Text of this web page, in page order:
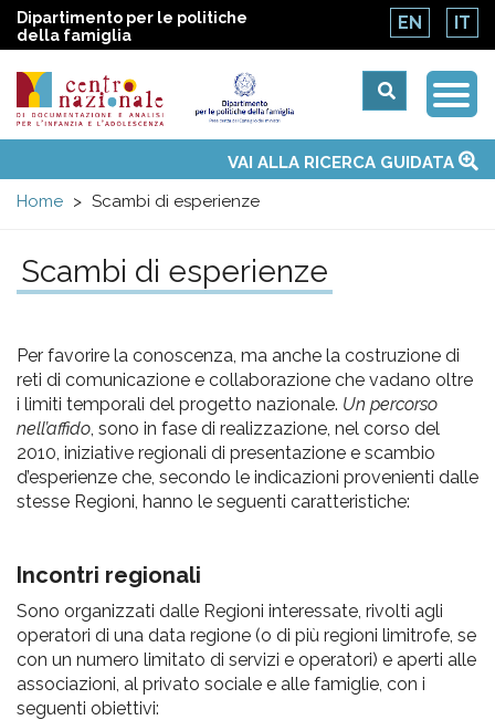
Dipartimento per le politiche
della famiglia
EN IT
Centro
nazionale
di
e
analisi
pr
l'infanzia
e
l'adolescenza
menu
Temi
Attività
Convenzione ONUVAI ALLA RICERCA GUIDATA
Home
Scambi di esperienze
Scambi di esperienze
Per favorire la conoscenza, ma anche la costruzione di
reti di comunicazione e collaborazione che vadano oltre
i limiti temporali del progetto nazionale. Un percorso
nell’affido, sono in fase di realizzazione, nel corso del
2010, iniziative regionali di presentazione e scambio
d’esperienze che, secondo le indicazioni provenienti dalle
stesse Regioni, hanno le seguenti caratteristiche:
Incontri regionali
Sono organizzati dalle Regioni interessate, rivolti agli
operatori di una data regione (o di più regioni limitrofe, se
con un numero limitato di servizi e operatori) e aperti alle
associazioni, al privato sociale e alle famiglie, con i
seguenti obiettivi: